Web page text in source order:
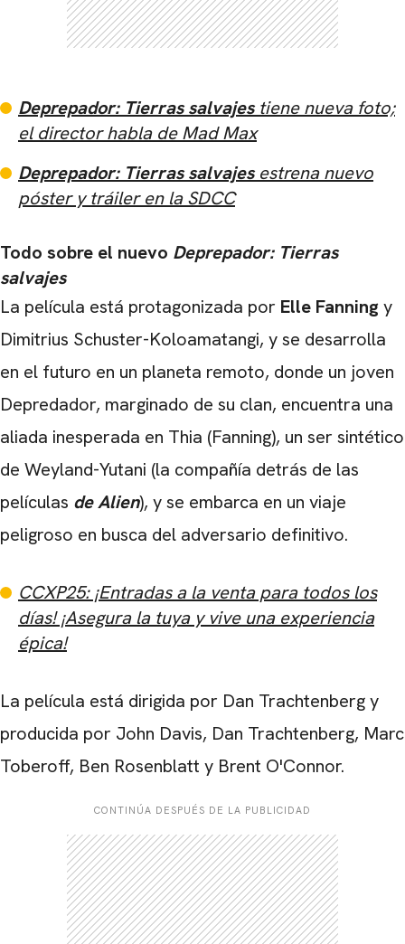
Deprepador: Tierras salvajestiene nueva foto;
el director habla de Mad Max
Deprepador: Tierras salvajesestrena nuevo
póster y tráiler en la SDCC
Todo sobre el nuevo Deprepador: Tierras
salvajes
La película está protagonizada por Elle Fanningy
Dimitrius Schuster-Koloamatangi, y se desarrolla
en el futuro en un planeta remoto, donde un joven
Depredador, marginado de su clan, encuentra una
aliada inesperada en Thia (Fanning), un ser sintético
de Weyland-Yutani (la compañía detrás de las
películas de Alien), y se embarca en un viaje
peligroso en busca del adversario definitivo.
CCXP25: ¡Entradas a la venta para todos los
días! ¡Asegura la tuya y vive una experiencia
épica!
La película está dirigida por Dan Trachtenberg y
producida por John Davis, Dan Trachtenberg, Marc
Toberoff, Ben Rosenblatt y Brent O'Connor.
CONTINÚA DESPUÉS DE LA PUBLICIDAD
CARREGANDO PUBLICIDADE